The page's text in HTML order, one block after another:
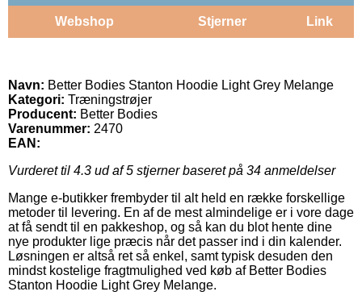
Webshop Stjerner Link
Navn: Better Bodies Stanton Hoodie Light Grey Melange
Kategori: Træningstrøjer
Producent: Better Bodies
Varenummer: 2470
EAN:
Vurderet til 4.3 ud af 5 stjerner baseret på 34 anmeldelser
Mange e-butikker frembyder til alt held en række forskellige
metoder til levering. En af de mest almindelige er i vore dage
at få sendt til en pakkeshop, og så kan du blot hente dine
nye produkter lige præcis når det passer ind i din kalender.
Løsningen er altså ret så enkel, samt typisk desuden den
mindst kostelige fragtmulighed ved køb af Better Bodies
Stanton Hoodie Light Grey Melange.